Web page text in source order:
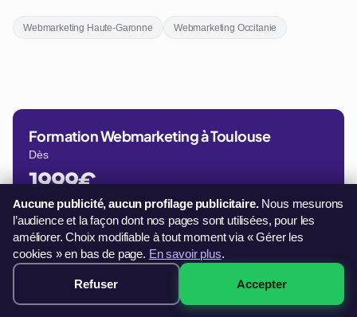
Webmarketing Haute-Garonne Webmarketing Occitanie
Formation Webmarketing à Toulouse
Dès
1999€
Paiement en 3× sans frais
Voir les sessions disponibles →
32 sessions disponibles à Toulouse
Paiement 3× sans frais · démarrage immédiat →
1999€ · Voir les sessions →
Aucune publicité, aucun profilage publicitaire.Nous mesurons
l’audience et la façon dont nos pages sont utilisées, pour les
améliorer. Choix modifiable à tout moment via « Gérer les
cookies » en bas de page. En savoir plus.
Refuser Accepter